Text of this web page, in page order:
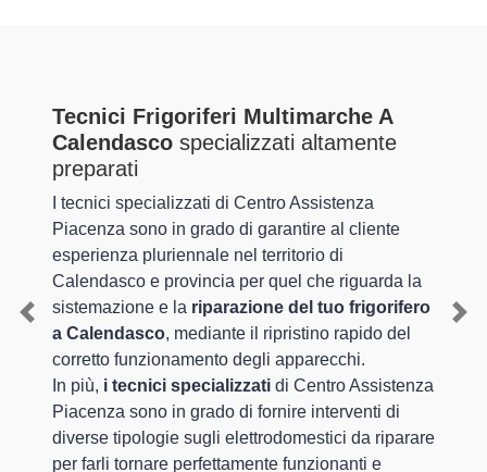
Tecnici Frigoriferi Multimarche A
Calendasco specializzati altamente
preparati
I tecnici specializzati di Centro Assistenza
Piacenza sono in grado di garantire al cliente
esperienza pluriennale nel territorio di
Calendasco e provincia per quel che riguarda la
sistemazione e la riparazione del tuo frigorifero
a Calendasco, mediante il ripristino rapido del
corretto funzionamento degli apparecchi.
In più, i tecnici specializzati di Centro Assistenza
Piacenza sono in grado di fornire interventi di
diverse tipologie sugli elettrodomestici da riparare
per farli tornare perfettamente funzionanti e
Previous